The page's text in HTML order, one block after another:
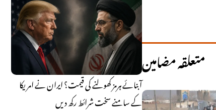
آبنائے ہرمز کھولنے کی قیمت؟ ایران نے امریکا
کے سامنے سخت شرائط رکھ دیں
متعلقہ مضامین